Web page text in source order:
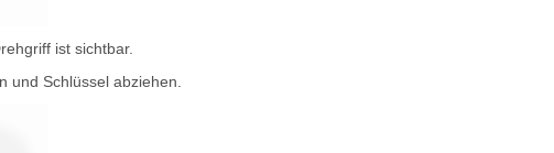
ist sichtbar.
und Schlüssel abziehen.